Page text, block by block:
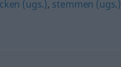
(ugs.), stemmen (ugs.)